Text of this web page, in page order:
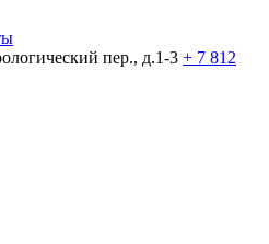
пер., д.1-3 + 7 812